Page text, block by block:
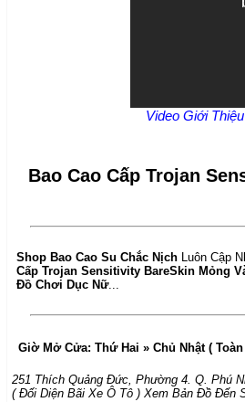
Video Giới
Bao Cao Cấp Trojan
Shop Bao Cao Su Chắc Nịch Luôn Cập
Cấp Trojan Sensitivity BareSkin Mỏng
Đồ Chơi Dục Nữ...
Giờ Mở Cửa: Thứ Hai » Chủ Nhật (
251 Thích Quảng Đức, Phường 4. Q. Phú
( Đối Diện Bãi Xe Ô Tô ) Xem Bản Đồ Đến